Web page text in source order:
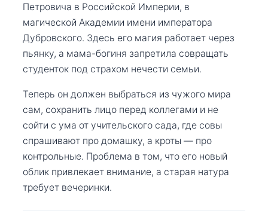
Петровича в Российской Империи, в
магической Академии имени императора
Дубровского. Здесь его магия работает через
пьянку, а мама-богиня запретила совращать
студенток под страхом нечести семьи.
Теперь он должен выбраться из чужого мира
сам, сохранить лицо перед коллегами и не
сойти с ума от учительского сада, где совы
спрашивают про домашку, а кроты — про
контрольные. Проблема в том, что его новый
облик привлекает внимание, а старая натура
требует вечеринки.